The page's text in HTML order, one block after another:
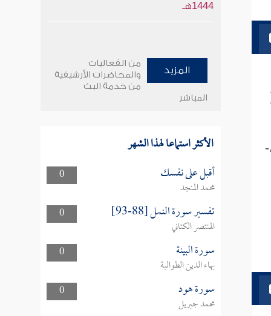
1444هـ
المزيد
من الفعاليات
والمحاضرات الأرشيفية
من خدمة البث
المباشر
الأكثر استماعا لهذا الشهر
0 أقبل على نفسك
محمد المنجد
0
تفسير سورة النمل [88-93]
المنتصر الكتاني
0
سورة البينة
بهاء الدين الطوالبة
0
سورة هود
محمد جبريل